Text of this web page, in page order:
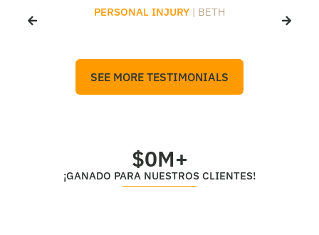
PERSONAL INJURY | BETH
SEE MORE TESTIMONIALS
¡GANADO PARA NUESTROS CLIENTES!
$0M+